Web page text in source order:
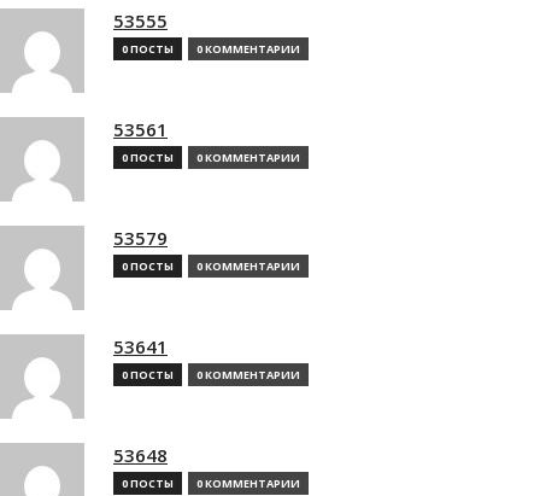
53555
0 ПОСТЫ 0 КОММЕНТАРИИ
53561
0 ПОСТЫ 0 КОММЕНТАРИИ
53579
0 ПОСТЫ 0 КОММЕНТАРИИ
53641
0 ПОСТЫ 0 КОММЕНТАРИИ
53648
0 ПОСТЫ 0 КОММЕНТАРИИ